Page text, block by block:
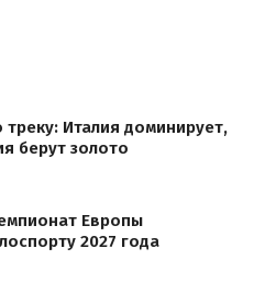
Италия доминирует,
берут золото
Европы
2027 года